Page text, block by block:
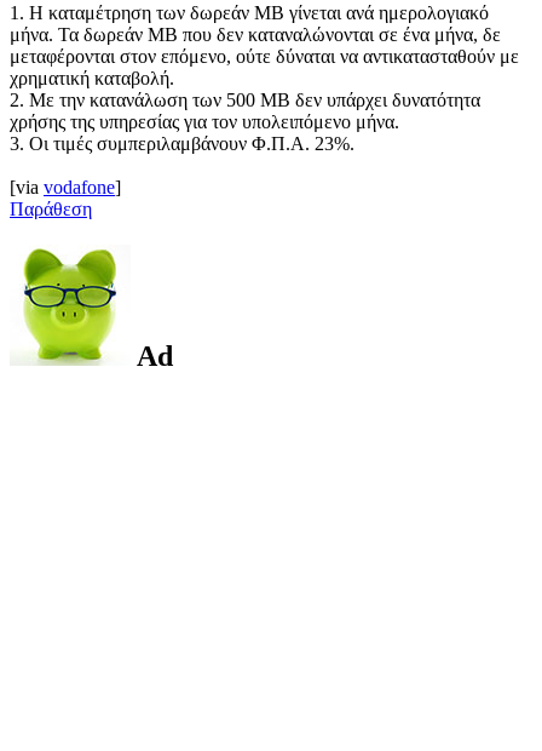
1. Η καταμέτρηση των δωρεάν MB γίνεται ανά ημερολογιακό
μήνα. Τα δωρεάν ΜΒ που δεν καταναλώνονται σε ένα μήνα, δε
μεταφέρονται στον επόμενο, ούτε δύναται να αντικατασταθούν με
χρηματική καταβολή.
2. Με την κατανάλωση των 500 ΜΒ δεν υπάρχει δυνατότητα
χρήσης της υπηρεσίας για τον υπολειπόμενο μήνα.
3. Οι τιμές συμπεριλαμβάνουν Φ.Π.Α. 23%.
[via vodafone]
Παράθεση
Ad